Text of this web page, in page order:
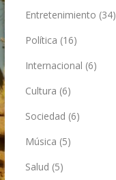
Entretenimiento (34)
Política (16)
Internacional (6)
Cultura (6)
Sociedad (6)
Música (5)
Salud (5)